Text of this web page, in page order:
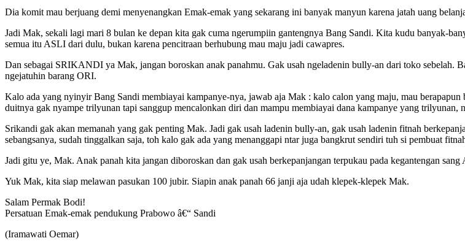
Dia komit mau berjuang demi menyenangkan Emak-emak yang sekarang ini banyak manyun karena jatah uang
Jadi Mak, sekali lagi mari 8 bulan ke depan kita gak cuma ngerumpiin gantengnya Bang Sandi. Kita kudu banyak-
semua itu ASLI dari dulu, bukan karena pencitraan berhubung mau maju jadi cawapres.
Dan sebagai SRIKANDI ya Mak, jangan boroskan anak panahmu. Gak usah ngeladenin bully-an dari toko sebelah.
ngejatuhin barang ORI.
Kalo ada yang nyinyir Bang Sandi membiayai kampanye-nya, jawab aja Mak : kalo calon yang maju, mau
duitnya gak nyampe trilyunan tapi sanggup mencalonkan diri dan mampu membiayai dana kampanye yang trilyunan,
Srikandi gak akan memanah yang gak penting Mak. Jadi gak usah ladenin bully-an, gak usah ladenin fitnah
sebangsanya, sudah tinggalkan saja, toh kalo gak ada yang menanggapi ntar juga bangkrut sendiri tuh si pembuat
Jadi gitu ye, Mak. Anak panah kita jangan diboroskan dan gak usah berkepanjangan terpukau pada kegantengan
Yuk Mak, kita siap melawan pasukan 100 jubir. Siapin anak panah 66 janji aja udah klepek-klepek Mak.
Salam Permak Bodi!
Persatuan Emak-emak pendukung Prabowo â€“ Sandi
(Iramawati Oemar)